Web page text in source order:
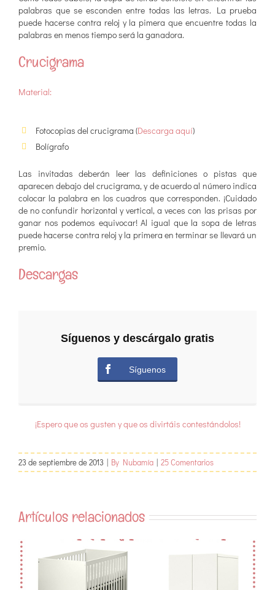
palabras que se esconden entre todas las letras. La prueba
puede hacerse contra reloj y la pimera que encuentre todas la
palabras en menos tiempo será la ganadora.
Crucigrama
Material:
Fotocopias del crucigrama (Descarga aquí)
Bolígrafo
Las invitadas deberán leer las definiciones o pistas que
aparecen debajo del crucigrama, y de acuerdo al número indica
colocar la palabra en los cuadros que corresponden. ¡Cuidado
de no confundir horizontal y vertical, a veces con las prisas por
ganar nos podemos equivocar! Al igual que la sopa de letras
puede hacerse contra reloj y la primera en terminar se llevará un
premio.
Descargas
Síguenos y descárgalo gratis
Síguenos
¡Espero que os gusten y que os divirtáis contestándolos!
23 de septiembre de 2013 By Nubamía 25 Comentarios
Artículos relacionados